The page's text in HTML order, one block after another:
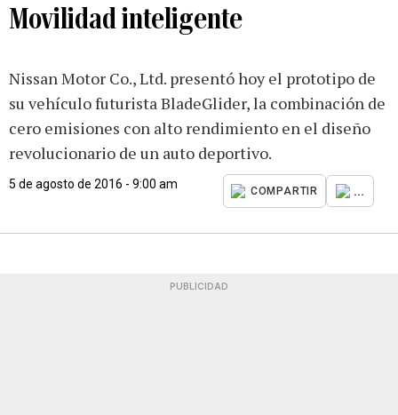
Movilidad inteligente
Nissan Motor Co., Ltd. presentó hoy el prototipo de
su vehículo futurista BladeGlider, la combinación de
cero emisiones con alto rendimiento en el diseño
revolucionario de un auto deportivo.
5 de agosto de 2016 - 9:00 am
COMPARTIR ...
PUBLICIDAD